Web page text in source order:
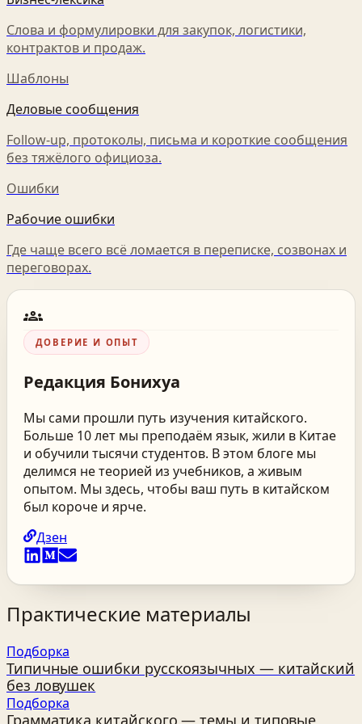
Слова и формулировки для закупок, логистики,
контрактов и продаж.
Шаблоны
Деловые сообщения
Follow-up, протоколы, письма и короткие сообщения
без тяжёлого официоза.
Ошибки
Рабочие ошибки
Где чаще всего всё ломается в переписке, созвонах и
переговорах.
groups
ДОВЕРИЕ И ОПЫТ
Редакция Бонихуа
Мы сами прошли путь изучения китайского.
Больше 10 лет мы преподаём язык, жили в Китае
и обучили тысячи студентов. В этом блоге мы
делимся не теорией из учебников, а живым
опытом. Мы здесь, чтобы ваш путь в китайском
был короче и ярче.
Дзен
Практические материалы
Подборка
Типичные ошибки русскоязычных — китайский
без ловушек
Подборка